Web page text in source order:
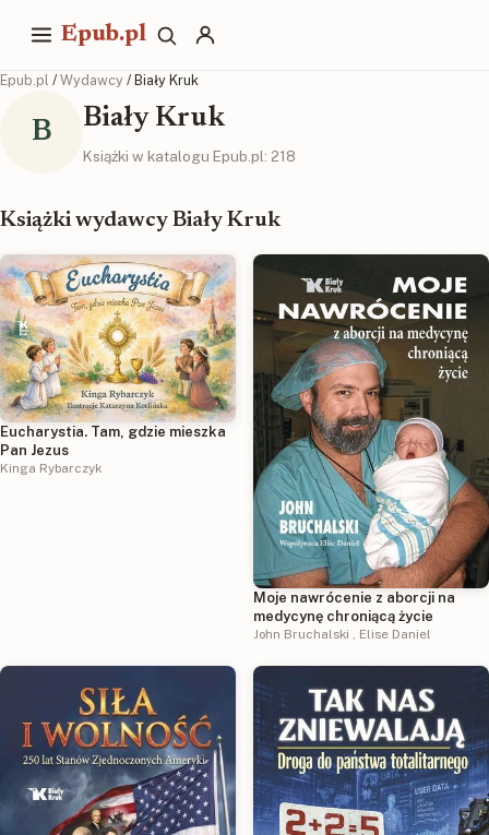
Epub.pl
Epub.pl / Wydawcy / Biały Kruk
B Biały Kruk
Książki w katalogu Epub.pl: 218
Książki wydawcy Biały Kruk
Eucharystia. Tam, gdzie mieszka
Pan Jezus
Kinga Rybarczyk
Moje nawrócenie z aborcji na
medycynę chroniącą życie
John Bruchalski , Elise Daniel